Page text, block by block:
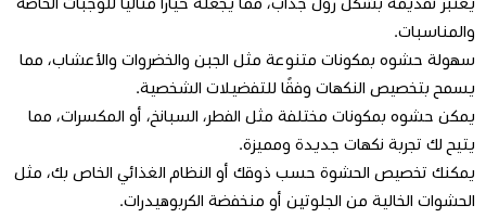
والمناسبات.
سهولة حشوه بمكونات متنوعة مثل الجبن والخضروات والأعشاب، مما
يسمح بتخصيص النكهات وفقًا للتفضيلات الشخصية.
يمكن حشوه بمكونات مختلفة مثل الفطر، السبانخ، أو المكسرات، مما
يتيح لك تجربة نكهات جديدة ومميزة.
يمكنك تخصيص الحشوة حسب ذوقك أو النظام الغذائي الخاص بك، مثل
الحشوات الخالية من الجلوتين أو منخفضة الكربوهيدرات.